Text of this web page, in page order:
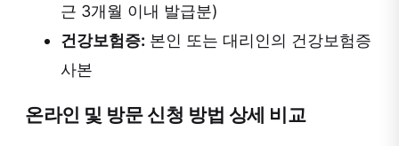
근 3개월 이내 발급분)
건강보험증: 본인 또는 대리인의 건강보험증
사본
온라인 및 방문 신청 방법 상세 비교